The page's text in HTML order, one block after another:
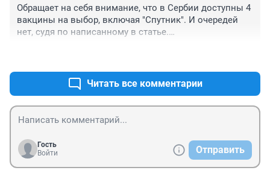
Обращает на себя внимание, что в Сербии доступны 4
вакцины на выбор, включая "Спутник". И очередей
нет, судя по написанному в статье.
Читать все комментарии
Гость
Войти
Отправить